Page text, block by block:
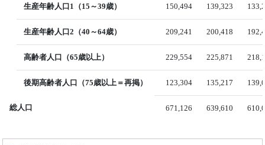
生産年齢人口1（15～39歳） 150,494 139,323
生産年齢人口2（40～64歳） 209,241 200,418
高齢者人口（65歳以上） 229,554 225,871
後期高齢者人口（75歳以上＝再掲） 123,304 135,217
総人口 671,126 639,610